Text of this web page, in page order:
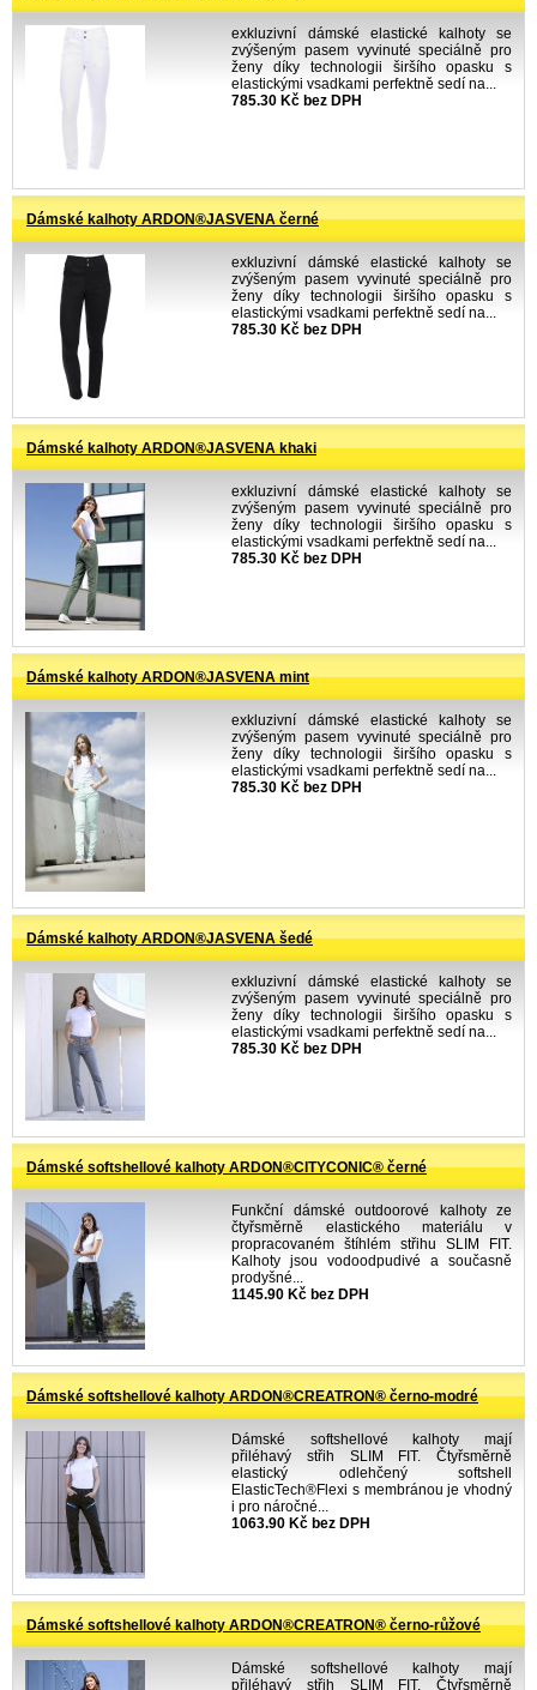
exkluzivní dámské elastické kalhoty se
zvýšeným pasem vyvinuté speciálně pro
ženy díky technologii širšího opasku s
elastickými vsadkami perfektně sedí na...
785.30 Kč bez DPH
Dámské kalhoty ARDON®JASVENA černé
exkluzivní dámské elastické kalhoty se
zvýšeným pasem vyvinuté speciálně pro
ženy díky technologii širšího opasku s
elastickými vsadkami perfektně sedí na...
785.30 Kč bez DPH
Dámské kalhoty ARDON®JASVENA khaki
exkluzivní dámské elastické kalhoty se
zvýšeným pasem vyvinuté speciálně pro
ženy díky technologii širšího opasku s
elastickými vsadkami perfektně sedí na...
785.30 Kč bez DPH
Dámské kalhoty ARDON®JASVENA mint
exkluzivní dámské elastické kalhoty se
zvýšeným pasem vyvinuté speciálně pro
ženy díky technologii širšího opasku s
elastickými vsadkami perfektně sedí na...
785.30 Kč bez DPH
Dámské kalhoty ARDON®JASVENA šedé
exkluzivní dámské elastické kalhoty se
zvýšeným pasem vyvinuté speciálně pro
ženy díky technologii širšího opasku s
elastickými vsadkami perfektně sedí na...
785.30 Kč bez DPH
Dámské softshellové kalhoty ARDON®CITYCONIC® černé
Funkční dámské outdoorové kalhoty ze
čtyřsměrně elastického materiálu v
propracovaném štíhlém střihu SLIM FIT.
Kalhoty jsou vodoodpudivé a současně
prodyšné...
1145.90 Kč bez DPH
Dámské softshellové kalhoty ARDON®CREATRON® černo-modré
Dámské softshellové kalhoty mají
přiléhavý střih SLIM FIT. Čtyřsměrně
elastický odlehčený softshell
ElasticTech®Flexi s membránou je vhodný
i pro náročné...
1063.90 Kč bez DPH
Dámské softshellové kalhoty ARDON®CREATRON® černo-růžové
Dámské softshellové kalhoty mají
přiléhavý střih SLIM FIT. Čtyřsměrně